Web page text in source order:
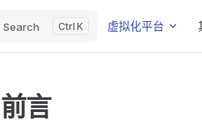
Search K 虚拟化平台
前言